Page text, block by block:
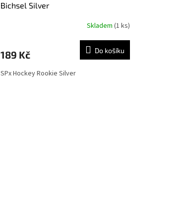
Bichsel Silver
Skladem (1 ks)
189 Kč Do košíku
SPx Hockey Rookie Silver